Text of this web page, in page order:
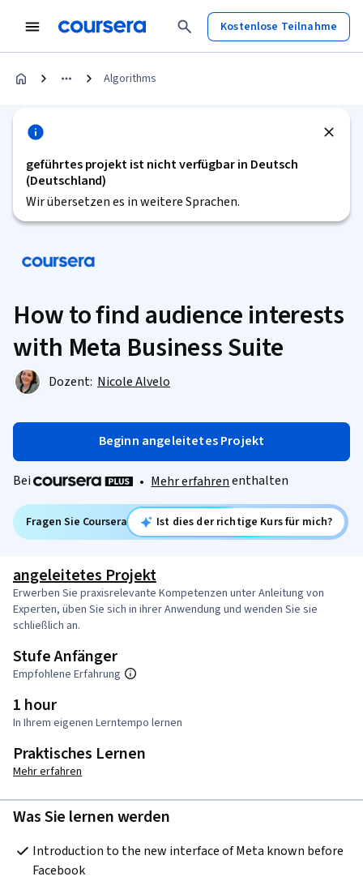
Kostenlose Teilnahme
Algorithms
geführtes projekt ist nicht verfügbar in Deutsch
(Deutschland)
Wir übersetzen es in weitere Sprachen.
How to find audience interests
with Meta Business Suite
Dozent: Nicole Alvelo
Beginn angeleitetes Projekt
Bei • Mehr erfahrenenthalten
Fragen Sie Coursera Ist dies der richtige Kurs für mich?
angeleitetes Projekt
Erwerben Sie praxisrelevante Kompetenzen unter Anleitung von
Experten, üben Sie sich in ihrer Anwendung und wenden Sie sie
schließlich an.
Stufe Anfänger
Empfohlene Erfahrung
1 hour
In Ihrem eigenen Lerntempo lernen
Praktisches Lernen
Mehr erfahren
Was Sie lernen werden
Introduction to the new interface of Meta known before
Facebook